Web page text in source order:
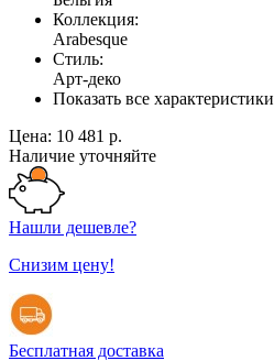
Коллекция:
Arabesque
Стиль:
Арт-деко
Показать все характеристики
Цена: 10 481 р.
Наличие уточняйте
Нашли дешевле?
Снизим цену!
Бесплатная доставка